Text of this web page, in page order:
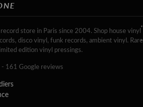
store in Paris since 2004. Shop house vinyl
disco vinyl, funk records, ambient vinyl. Rare
edition vinyl pressings.
- 161 Google reviews